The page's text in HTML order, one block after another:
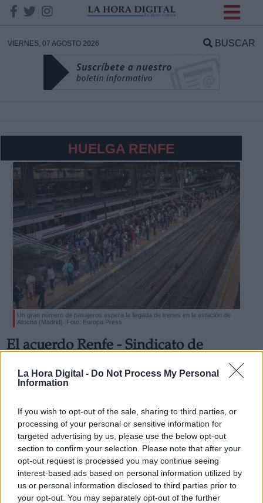
La Hora Digital - Do Not Process My Personal
Information
If you wish to opt-out of the sale, sharing to third parties, or
processing of your personal or sensitive information for
targeted advertising by us, please use the below opt-out
section to confirm your selection. Please note that after your
opt-out request is processed you may continue seeing
interest-based ads based on personal information utilized by
us or personal information disclosed to third parties prior to
your opt-out. You may separately opt-out of the further
VIERNES, 07 AGOSTO 2026 BUSCAR
HUELGA RENFE
Un gran número de pasajeros espera la llegada de trenes en la estación de
Atocha (Madrid). Foto: Europa Press
El acuerdo Renfe - Sindicato de
Las dos partes llegaron a un consenso la pasada noche y
ponen fin a cinco jornadas de huelga con miles de viajeros
PorSandra Muñiz
Más artículos de este autor
viernes, 8 de octubre de 2021
DATOS
Responsable:
Legitimación:
Destinatarios:
Derechos:
link